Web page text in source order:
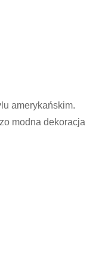
amerykańskim.
modna dekoracja